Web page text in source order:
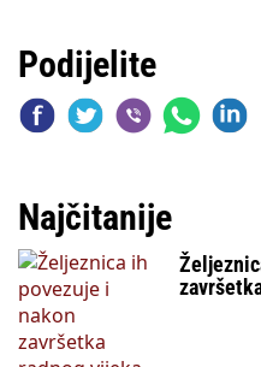
Podijelite
Najčitanije